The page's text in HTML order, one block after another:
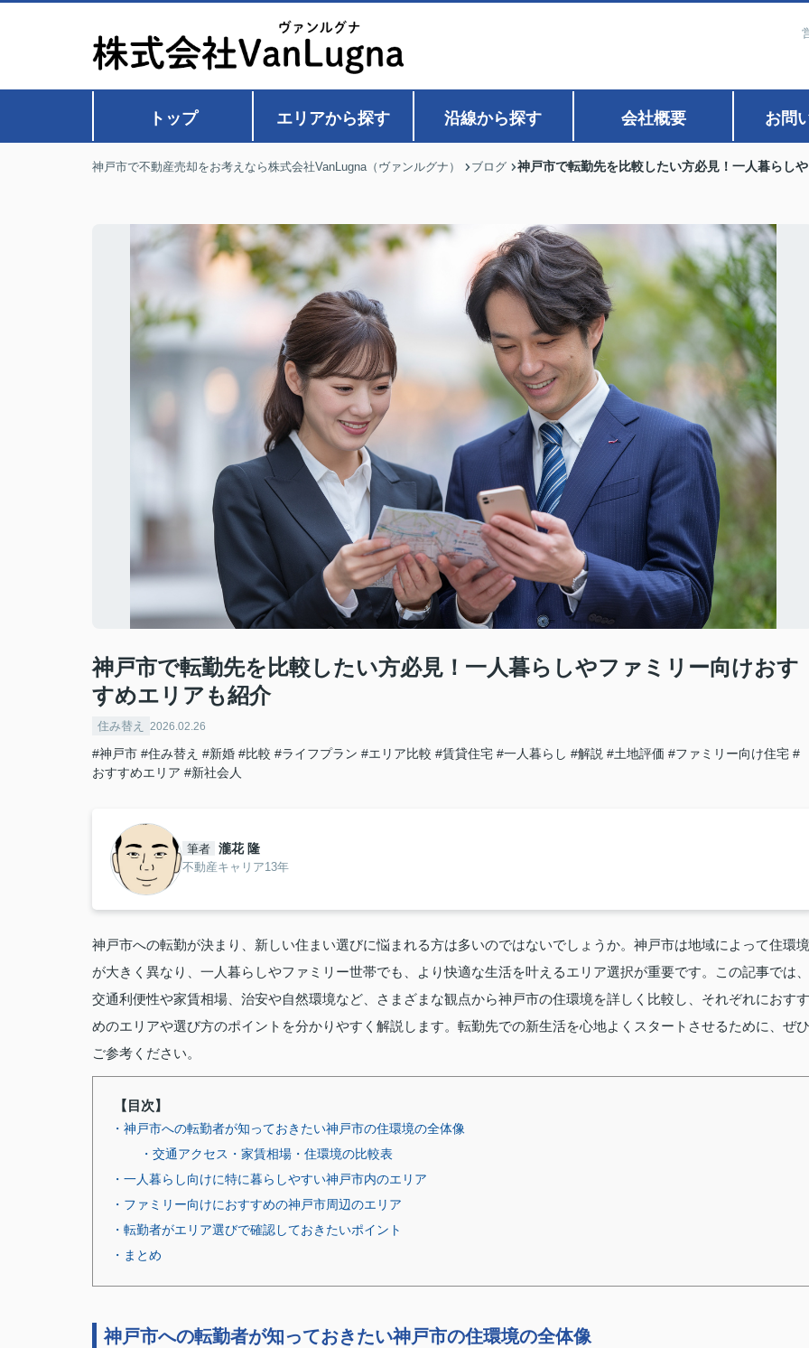
トップ エリアから探す 沿線から探す 会社概要 お問
神戸市で不動産売却をお考えなら株式会社VanLugna（ヴァンルグナ） ブログ 神戸市で転勤先を比較したい方必見！一人暮らし
神戸市で転勤先を比較したい方必見！一人暮らしやファミリー向けおす
すめエリアも紹介
住み替え 2026.02.26
#神戸市 #住み替え #新婚 #比較 #ライフプラン #エリア比較 #賃貸住宅 #一人暮らし #解説 #土地評価 #ファミリー向け住宅 #
おすすめエリア #新社会人
筆者 瀧花 隆
不動産キャリア13年
神戸市への転勤が決まり、新しい住まい選びに悩まれる方は多いのではないでしょうか。神戸市は地域によって住環境
が大きく異なり、一人暮らしやファミリー世帯でも、より快適な生活を叶えるエリア選択が重要です。この記事では、
交通利便性や家賃相場、治安や自然環境など、さまざまな観点から神戸市の住環境を詳しく比較し、それぞれにおすす
めのエリアや選び方のポイントを分かりやすく解説します。転勤先での新生活を心地よくスタートさせるために、ぜひ
ご参考ください。
【目次】
・神戸市への転勤者が知っておきたい神戸市の住環境の全体像
・交通アクセス・家賃相場・住環境の比較表
・一人暮らし向けに特に暮らしやすい神戸市内のエリア
・ファミリー向けにおすすめの神戸市周辺のエリア
・転勤者がエリア選びで確認しておきたいポイント
・まとめ
神戸市への転勤者が知っておきたい神戸市の住環境の全体像